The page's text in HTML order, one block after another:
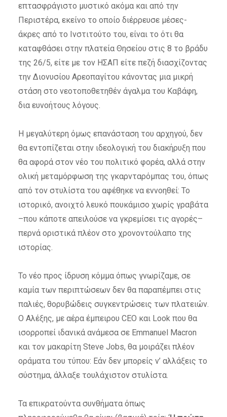
επτασφράγιστο μυστικό ακόμα και από την
Περιστέρα, εκείνο το οποίο διέρρευσε μέσες-
άκρες από το Ινστιτούτο του, είναι το ότι θα
καταφθάσει στην πλατεία Θησείου στις 8 το βράδυ
της 26/5, είτε με τον ΗΣΑΠ είτε πεζή διασχίζοντας
την Διονυσίου Αρεοπαγίτου κάνοντας μια μικρή
στάση στο νεοτοποθετηθέν άγαλμα του Καβάφη,
δια ευνοήτους λόγους.
Η μεγαλύτερη όμως επανάσταση του αρχηγού, δεν
θα εντοπίζεται στην ιδεολογική του διακήρυξη που
θα αφορά στον νέο του πολιτικό φορέα, αλλά στην
ολική μεταμόρφωση της γκαρνταρόμπας του, όπως
από τον στυλίστα του αφέθηκε να εννοηθεί: Το
ιστορικό, ανοιχτό λευκό πουκάμισο χωρίς γραβάτα
–που κάποτε απειλούσε να γκρεμίσει τις αγορές–
περνά οριστικά πλέον στο χρονοντούλαπο της
ιστορίας.
Το νέο προς ίδρυση κόμμα όπως γνωρίζαμε, σε
καμία των περιπτώσεων δεν θα παραπέμπει στις
παλιές, θορυβώδεις συγκεντρώσεις των πλατειών.
Ο Αλέξης, με αέρα έμπειρου CEO και Look που θα
ισορροπεί ιδανικά ανάμεσα σε Emmanuel Macron
και τον μακαρίτη Steve Jobs, θα μοιράζει πλέον
οράματα του τύπου: Εάν δεν μπορείς ν’ αλλάξεις το
σύστημα, άλλαξε τουλάχιστον στυλίστα.
Τα επικρατούντα συνθήματα όπως